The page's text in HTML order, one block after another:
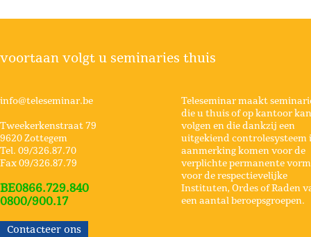
voortaan volgt u seminaries thuis
info@teleseminar.be
Tweekerkenstraat 79
9620 Zottegem
Tel. 09/326.87.70
Fax 09/326.87.79
BE0866.729.840
0800/900.17
Contacteer ons
Teleseminar maakt
die u thuis of op kantoor kan
volgen en die dankzij een
uitgekiend controlesysteem
aanmerking komen voor de
verplichte permanente
voor de respectievelijke
Instituten, Ordes of Raden
een aantal beroepsgroepen.